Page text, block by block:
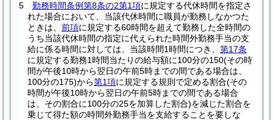
5
勤務時間条例第8条の2第1項に規定する代休時間を指定さ
れた場合において、当該代休時間に職員が勤務しなかつた
ときは、 前項に規定する60時間を超えて勤務した全時間の
うち当該代休時間の指定に代えられた時間外勤務手当の支
給に係る時間に対しては、当該時間1時間につき、 第17条
に規定する勤務1時間当たりの給与額に100分の150(その時
間が午後10時から翌日の午前5時までの間である場合は、
100分の175)から第1項に規定する規則で定める割合(その
時間が午後10時から翌日の午前5時までの間である場合
は、その割合に100分の25を加算した割合)を減じた割合を
乗じて得た額の時間外勤務手当を支給することを要しな